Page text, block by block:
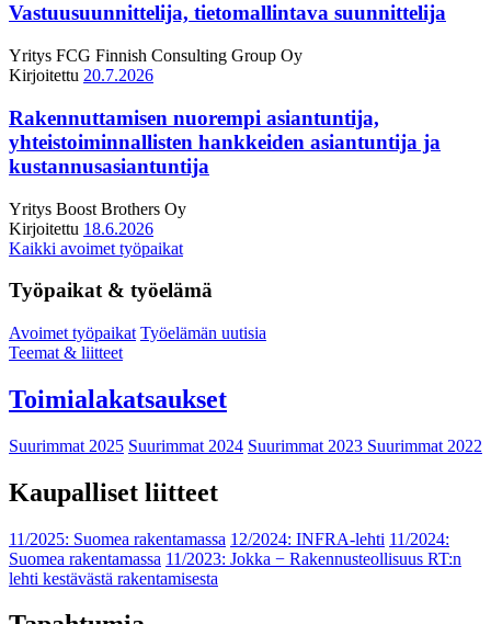
Vastuusuunnittelija, tietomallintava suunnittelija
Yritys FCG Finnish Consulting Group Oy
Kirjoitettu 20.7.2026
Rakennuttamisen nuorempi asiantuntija,
yhteistoiminnallisten hankkeiden asiantuntija ja
kustannusasiantuntija
Yritys Boost Brothers Oy
Kirjoitettu 18.6.2026
Kaikki avoimet työpaikat
Työpaikat & työelämä
Avoimet työpaikat Työelämän uutisia
Teemat & liitteet
Toimialakatsaukset
Suurimmat 2025 Suurimmat 2024 Suurimmat 2023 Suurimmat 2022
Kaupalliset liitteet
11/2025: Suomea rakentamassa 12/2024: INFRA-lehti 11/2024:
Suomea rakentamassa 11/2023: Jokka − Rakennusteollisuus RT:n
lehti kestävästä rakentamisesta